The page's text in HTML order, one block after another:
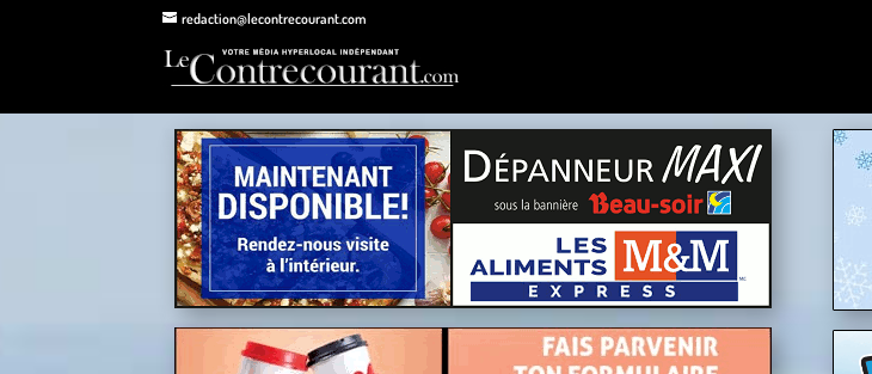
redaction@lecontrecourant.com